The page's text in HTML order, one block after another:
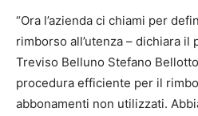
“Ora l’azienda ci chiami per
rimborso all’utenza – dichiara
Treviso Belluno Stefano
procedura efficiente per il
abbonamenti non utilizzati.